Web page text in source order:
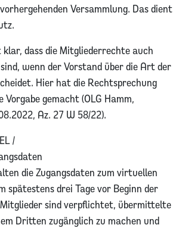
Versammlung. Das dient
klar, dass die Mitgliederrechte auch
wenn der Vorstand über die Art der
Hier hat die Rechtsprechung
Vorgabe gemacht (OLG Hamm,
Az. 27 W 58/22).
/
die Zugangsdaten zum virtuellen
spätestens drei Tage vor Beginn der
sind verpflichtet, übermittelte
Dritten zugänglich zu machen und